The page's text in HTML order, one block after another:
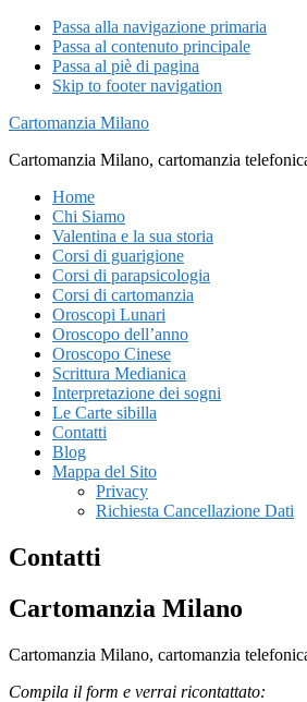
Passa alla navigazione primaria
Passa al contenuto principale
Passa al piè di pagina
Skip to footer navigation
Cartomanzia Milano
Cartomanzia Milano, cartomanzia
Home
Chi Siamo
Valentina e la sua storia
Corsi di guarigione
Corsi di parapsicologia
Corsi di cartomanzia
Oroscopi Lunari
Oroscopo dell’anno
Oroscopo Cinese
Scrittura Medianica
Interpretazione dei sogni
Le Carte sibilla
Contatti
Blog
Mappa del Sito
Privacy
Richiesta Cancellazione Dati
Contatti
Cartomanzia Milano
Cartomanzia Milano, cartomanzia
Compila il form e verrai ricontattato: